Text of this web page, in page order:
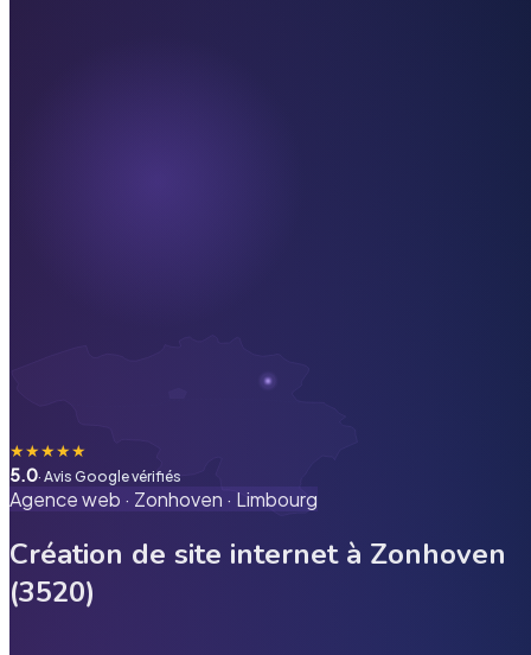
★★★★★
5.0· Avis Google vérifiés
Agence web · Zonhoven · Limbourg
Création de site internet à Zonhoven
(3520)